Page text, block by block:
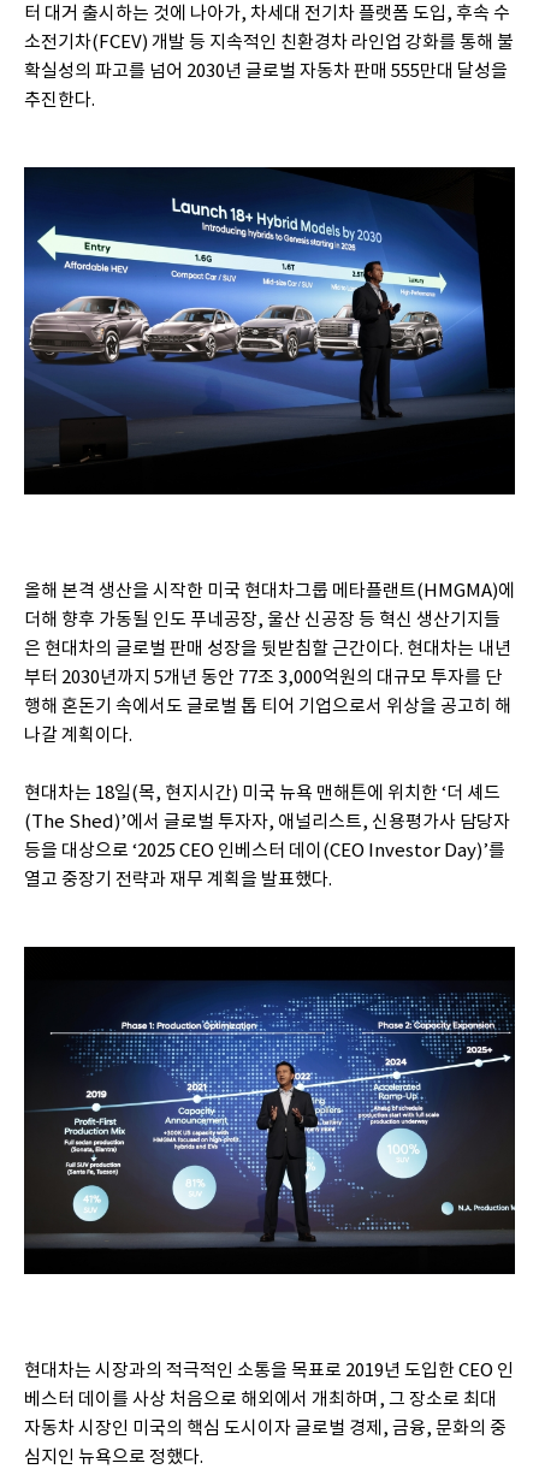
터 대거 출시하는 것에 나아가, 차세대 전기차 플랫폼 도입, 후속 수
소전기차(FCEV) 개발 등 지속적인 친환경차 라인업 강화를 통해 불
확실성의 파고를 넘어 2030년 글로벌 자동차 판매 555만대 달성을
추진한다.
올해 본격 생산을 시작한 미국 현대차그룹 메타플랜트(HMGMA)에
더해 향후 가동될 인도 푸네공장, 울산 신공장 등 혁신 생산기지들
은 현대차의 글로벌 판매 성장을 뒷받침할 근간이다. 현대차는 내년
부터 2030년까지 5개년 동안 77조 3,000억원의 대규모 투자를 단
행해 혼돈기 속에서도 글로벌 톱 티어 기업으로서 위상을 공고히 해
나갈 계획이다.
현대차는 18일(목, 현지시간) 미국 뉴욕 맨해튼에 위치한 ‘더 셰드
(The Shed)’에서 글로벌 투자자, 애널리스트, 신용평가사 담당자
등을 대상으로 ‘2025 CEO 인베스터 데이(CEO Investor Day)’를
열고 중장기 전략과 재무 계획을 발표했다.
현대차는 시장과의 적극적인 소통을 목표로 2019년 도입한 CEO 인
베스터 데이를 사상 처음으로 해외에서 개최하며, 그 장소로 최대
자동차 시장인 미국의 핵심 도시이자 글로벌 경제, 금융, 문화의 중
심지인 뉴욕으로 정했다.